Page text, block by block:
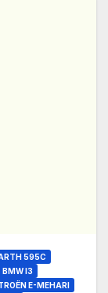
595C
BMW I3
E-MEHARI